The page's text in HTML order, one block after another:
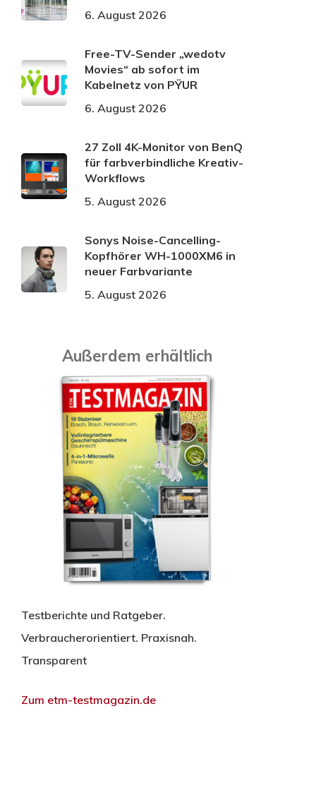
6. August 2026
Free-TV-Sender „wedotv
Movies“ ab sofort im
Kabelnetz von PŸUR
6. August 2026
27 Zoll 4K-Monitor von BenQ
für farbverbindliche Kreativ-
Workflows
5. August 2026
Sonys Noise-Cancelling-
Kopfhörer WH-1000XM6 in
neuer Farbvariante
5. August 2026
Außerdem erhältlich
Testberichte und Ratgeber.
Verbraucherorientiert. Praxisnah.
Transparent
Zum etm-testmagazin.de